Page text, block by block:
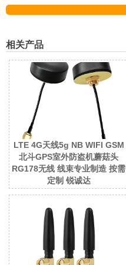
相关产品
LTE 4G天线5g NB WIFI GSM
北斗GPS室外防盗机蘑菇头
RG178无线 线束专业制造 按需
定制 锐诚达